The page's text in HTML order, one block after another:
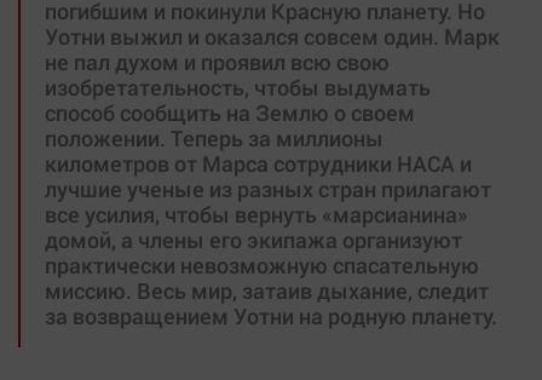
погибшим и покинули Красную планету. Но
Уотни выжил и оказался совсем один. Марк
не пал духом и проявил всю свою
изобретательность, чтобы выдумать
способ сообщить на Землю о своем
положении. Теперь за миллионы
километров от Марса сотрудники НАСА и
лучшие ученые из разных стран прилагают
все усилия, чтобы вернуть «марсианина»
домой, а члены его экипажа организуют
практически невозможную спасательную
миссию. Весь мир, затаив дыхание, следит
за возвращением Уотни на родную планету.